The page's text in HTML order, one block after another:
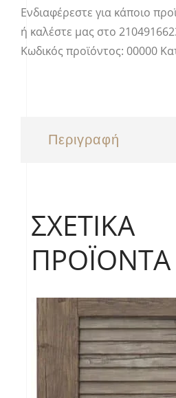
Ενδιαφέρεστε για κάποιο
ή καλέστε μας στο
Κωδικός προϊόντος: 00000
Περιγραφή
ΣΧΕΤΙΚΆ
ΠΡΟΪΌΝΤΑ